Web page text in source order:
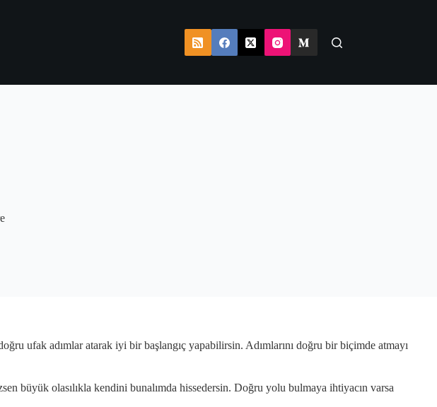
ufak adımlar atarak iyi bir başlangıç yapabilirsin. Adımlarını doğru bir biçimde atmayı
büyük olasılıkla kendini bunalımda hissedersin. Doğru yolu bulmaya ihtiyacın varsa